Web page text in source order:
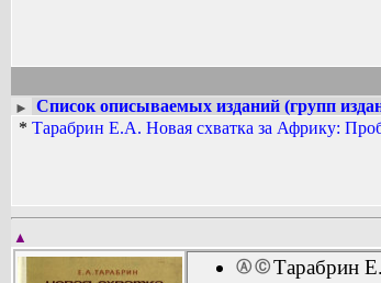
►
Список описываемых изданий (групп
* Тарабрин Е.А. Новая схватка за Африку:
▲
Ⓐ Ⓒ Тарабрин